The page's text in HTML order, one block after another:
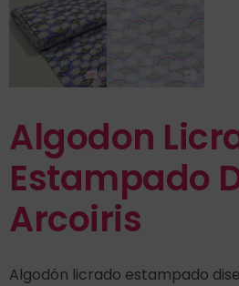
Algodon
Estampado
Arcoiris
Algodón licrado estampado